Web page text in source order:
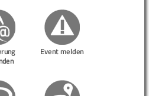
Event melden